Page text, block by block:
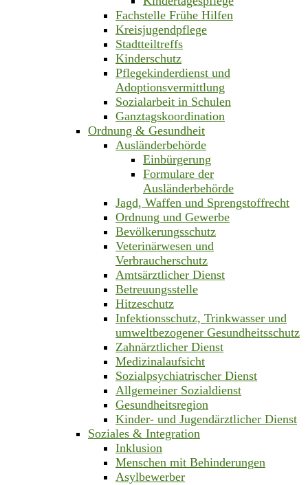
Fachstelle Frühe Hilfen
Kreisjugendpflege
Stadtteiltreffs
Kinderschutz
Pflegekinderdienst und
Adoptionsvermittlung
Sozialarbeit in Schulen
Ganztagskoordination
Ordnung & Gesundheit
Ausländerbehörde
Einbürgerung
Formulare der
Ausländerbehörde
Jagd, Waffen und Sprengstoffrecht
Ordnung und Gewerbe
Bevölkerungsschutz
Veterinärwesen und
Verbraucherschutz
Amtsärztlicher Dienst
Betreuungsstelle
Hitzeschutz
Infektionsschutz, Trinkwasser und
umweltbezogener Gesundheitsschutz
Zahnärztlicher Dienst
Medizinalaufsicht
Sozialpsychiatrischer Dienst
Allgemeiner Sozialdienst
Gesundheitsregion
Kinder- und Jugendärztlicher Dienst
Soziales & Integration
Inklusion
Menschen mit Behinderungen
Asylbewerber